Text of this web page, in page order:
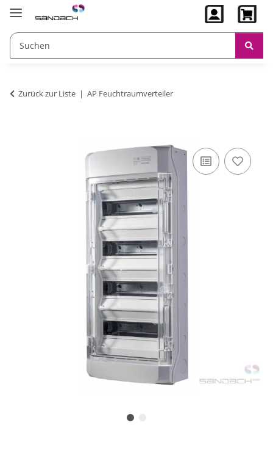
Zurück zur Liste AP Feuchtraumverteiler